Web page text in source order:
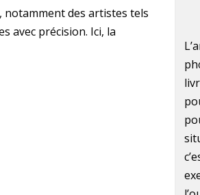
, notamment des artistes tels
avec précision. Ici, la